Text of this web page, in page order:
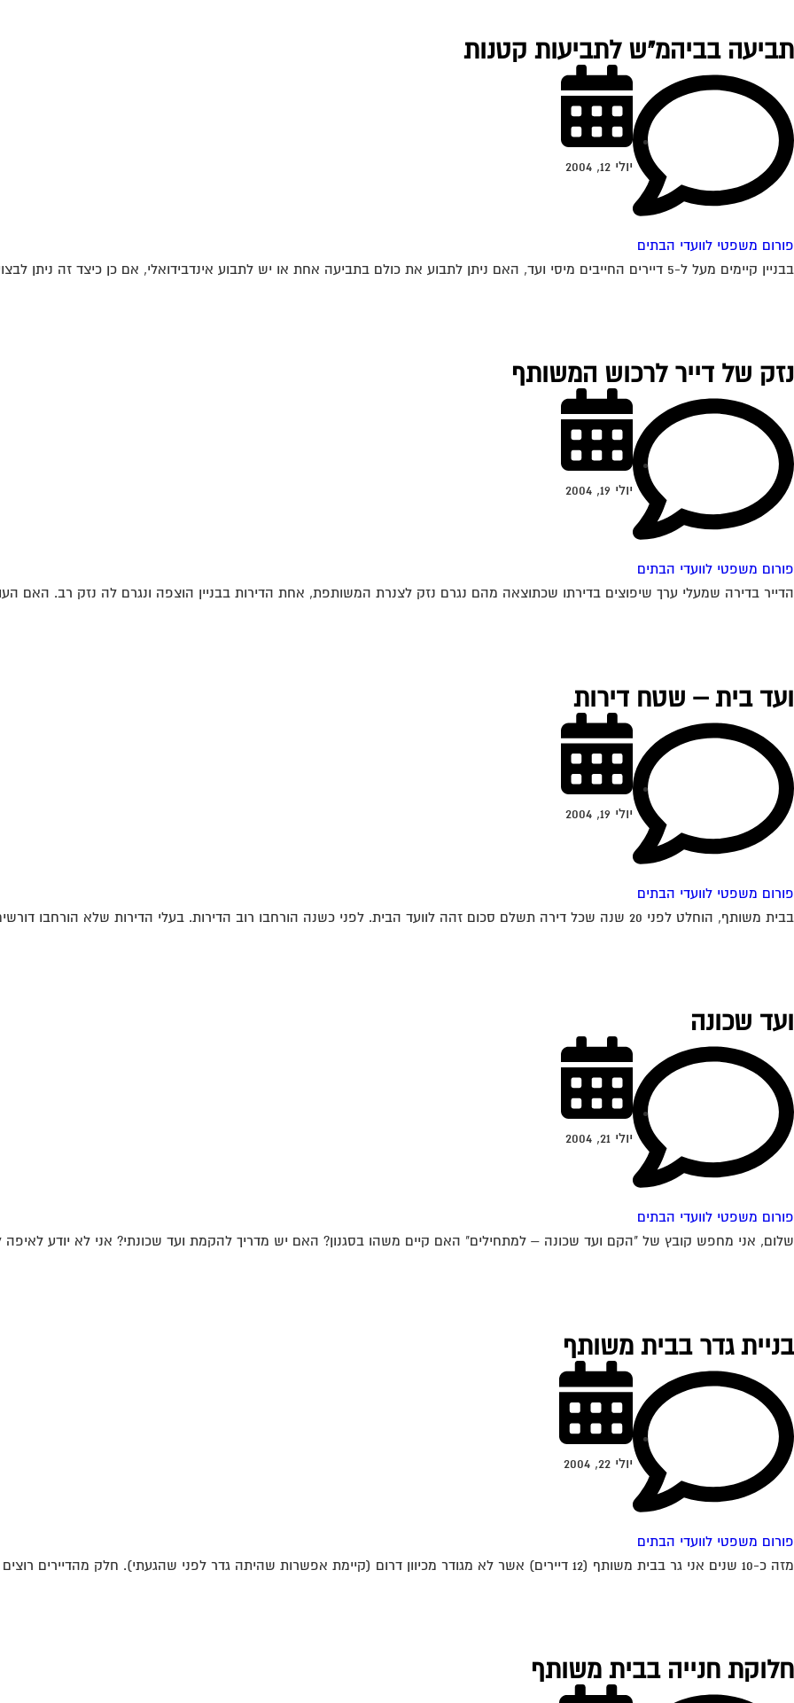
תביעה בביהמ"ש לתביעות קטנות
פורום משפטי לוועדי הבתים
יולי 12, 2004
בבניין קיימים מעל ל-5 דיירים החייבים מיסי ועד, האם ניתן לתבוע את כולם בתביעה אחת או יש לתבוע אינדבידואלי, אם כן כיצד זה ניתן לבצוע...
נזק של דייר לרכוש המשותף
פורום משפטי לוועדי הבתים
יולי 19, 2004
הדייר בדירה שמעלי ערך שיפוצים בדירתו שכתוצאה מהם נגרם נזק לצנרת המשותפת, אחת הדירות בבניין הוצפה ונגרם לה נזק רב. האם
ועד בית – שטח דירות
פורום משפטי לוועדי הבתים
יולי 19, 2004
בבית משותף, הוחלט לפני 20 שנה שכל דירה תשלם סכום זהה לוועד הבית. לפני כשנה הורחבו רוב הדירות. בעלי הדירות שלא הורחבו דורשים לשלם ע"פ...
ועד שכונה
פורום משפטי לוועדי הבתים
יולי 21, 2004
שלום, אני מחפש קובץ של "הקם ועד שכונה – למתחילים" האם קיים משהו בסגנון? האם יש מדריך להקמת ועד שכונתי? אני לא יודע לאיפה
בניית גדר בבית משותף
פורום משפטי לוועדי הבתים
יולי 22, 2004
מזה כ-10 שנים אני גר בבית משותף (12 דיירים) אשר לא מגודר מכיוון דרום (קיימת אפשרות שהיתה גדר לפני שהגעתי). חלק מהדיירים רוצים לבנות גדר...
חלוקת חנייה בבית משותף